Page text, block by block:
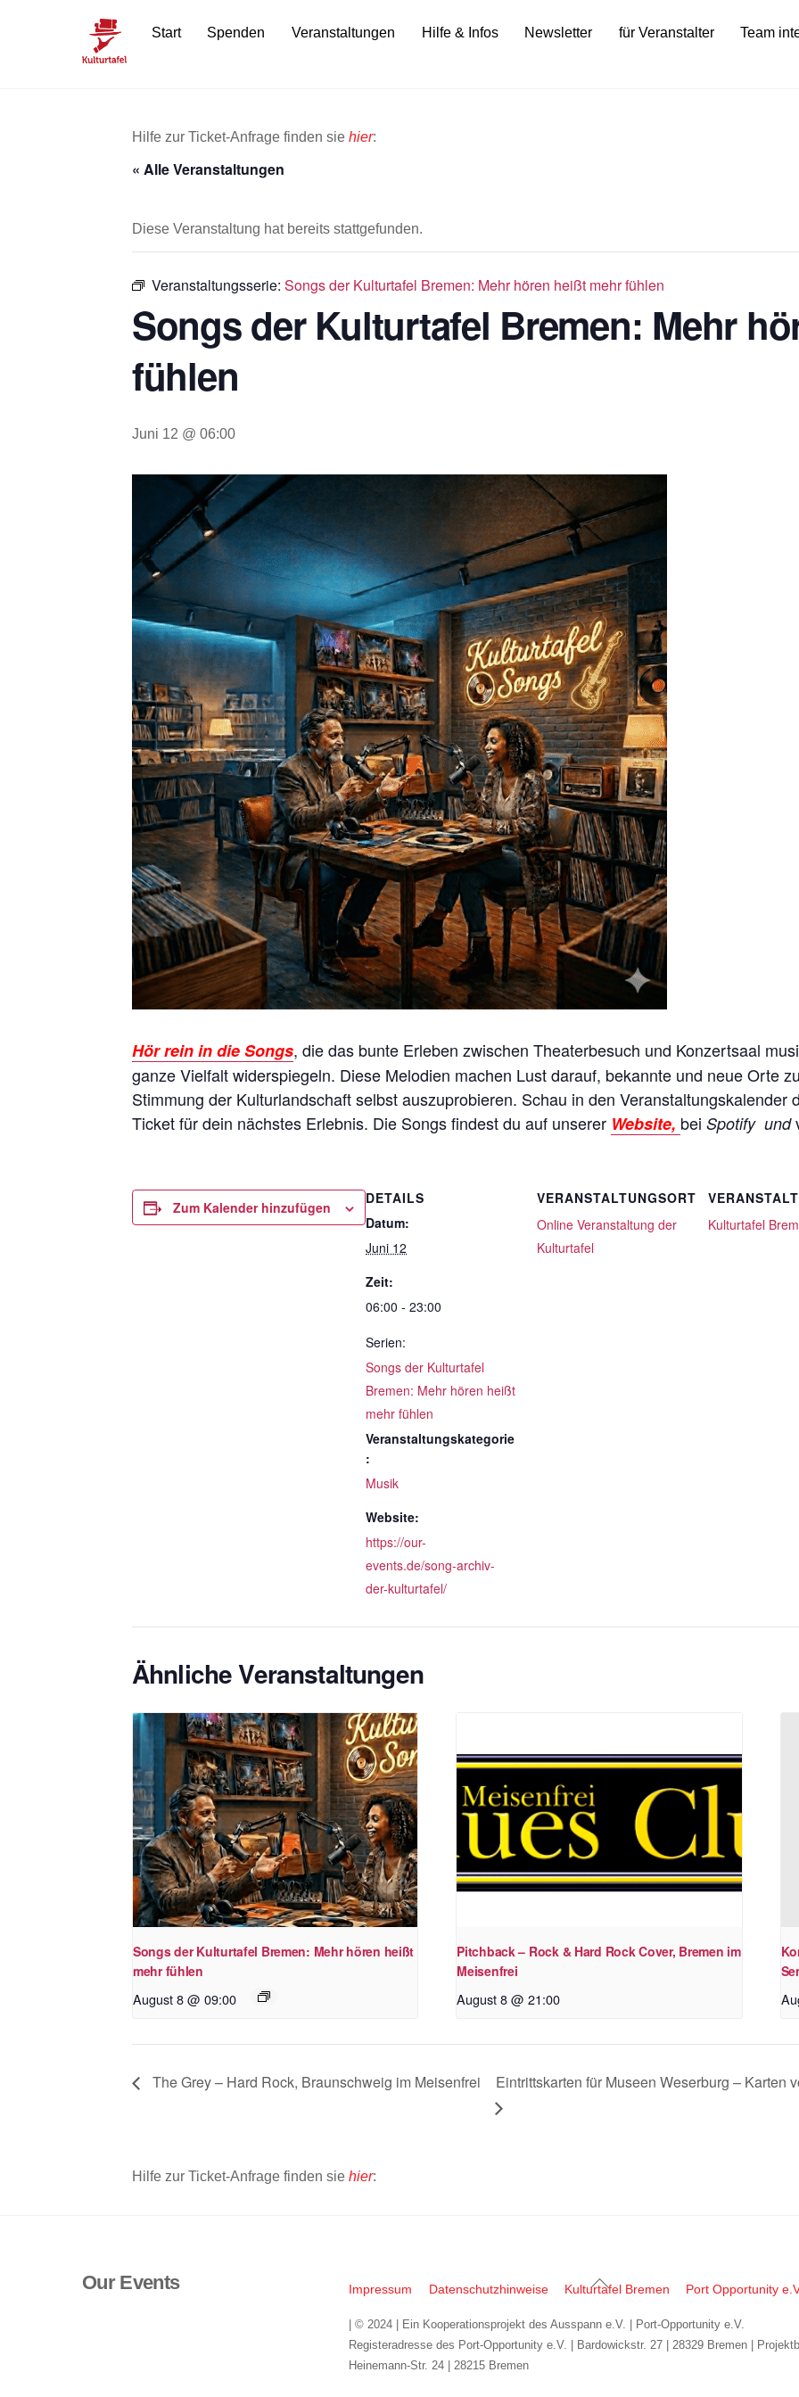
Start Spenden Veranstaltungen Hilfe & Infos Newsletter für Veranstalter Team
Hilfe zur Ticket-Anfrage finden sie hier:
« Alle Veranstaltungen
Diese Veranstaltung hat bereits stattgefunden.
Veranstaltungsserie: Songs der Kulturtafel Bremen: Mehr hören heißt mehr fühlen
Songs der Kulturtafel Bremen: Mehr
fühlen
Juni 12 @ 06:00
Hör rein in die Songs, die das bunte Erleben zwischen Theaterbesuch und Konzertsaal
ganze Vielfalt widerspiegeln. Diese Melodien machen Lust darauf, bekannte und neue Orte
Stimmung der Kulturlandschaft selbst auszuprobieren. Schau in den
Ticket für dein nächstes Erlebnis. Die Songs findest du auf unserer Website, bei Spotify und
Zum Kalender hinzufügen
DETAILS
Datum:
Juni 12
Zeit:
06:00 - 23:00
Serien:
Songs der Kulturtafel
Bremen: Mehr hören heißt
mehr fühlen
Veranstaltungskategorie
:
Musik
Website:
https://our-
events.de/song-archiv-
der-kulturtafel/
VERANSTALTUNGSORT
Online Veranstaltung der
Kulturtafel
Kulturtafel
Ähnliche Veranstaltungen
Songs der Kulturtafel Bremen: Mehr hören heißt
mehr fühlen
August 8 @ 09:00
Pitchback – Rock & Hard Rock Cover, Bremen im
Meisenfrei
August 8 @ 21:00
The Grey – Hard Rock, Braunschweig im Meisenfrei Eintrittskarten für Museen Weserburg – Karten
Hilfe zur Ticket-Anfrage finden sie hier:
Back
Top
Our Events Impressum Datenschutzhinweise Kulturtafel Bremen Port Opportunity
| © 2024 | Ein Kooperationsprojekt des Ausspann e.V. | Port-Opportunity e.V.
Registeradresse des Port-Opportunity e.V. | Bardowickstr. 27 | 28329 Bremen |
Heinemann-Str. 24 | 28215 Bremen